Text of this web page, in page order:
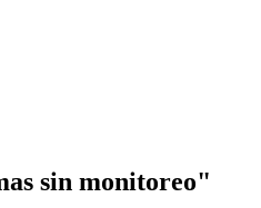
sin monitoreo"